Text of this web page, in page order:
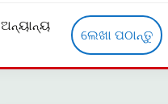
ଅନ୍ୟାନ୍ୟ
ଲେଖା ପଠାନ୍ତୁ